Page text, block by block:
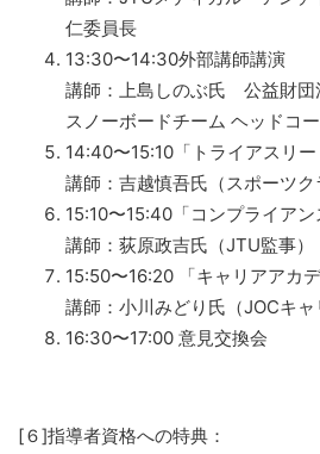
仁委員長
13:30〜14:30外部講師講演
講師：上島しのぶ氏 公益財団
スノーボードチーム ヘッドコ
14:40〜15:10「トライアスリー
講師：吉越慎吾氏（スポーツク
15:10〜15:40「コンプライアン
講師：荻原政吉氏（JTU監事）
15:50〜16:20 「キャリアアカデ
講師：小川みどり氏（JOCキャ
16:30〜17:00 意見交換会
[６]指導者資格への特典：